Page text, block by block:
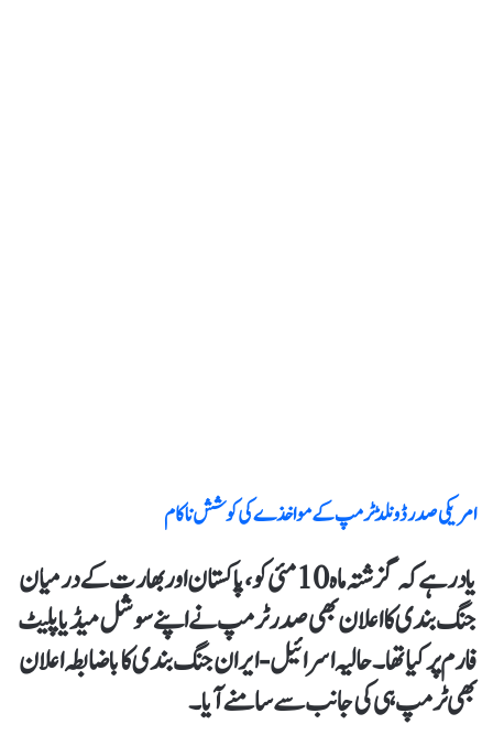
امریکی صدر ڈونلڈ ٹرمپ کے مواخذے کی کوشش ناکام
یاد رہےکہ گزشتہ ماہ 10 مئی کو، پاکستان اور بھارت کے درمیان
جنگ بندی کا اعلان بھی صدر ٹرمپ نے اپنے سوشل میڈیا پلیٹ
فارم پر کیا تھا۔حالیہ اسرائیل-ایران جنگ بندی کا باضابطہ اعلان
بھی ٹرمپ ہی کی جانب سے سامنے آیا۔